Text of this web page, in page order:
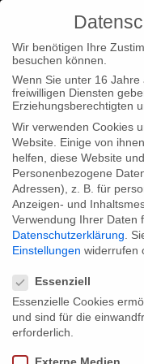
Home Type|News
During the last week
Einsweiter will present
Monday, 04.July.11:
Tuesday, 05.July.11:
Wir benötigen Ihre
besuchen können.
Wenn Sie unter 16
freiwilligen Diensten
Erziehungsberechtigten
Wir verwenden Cookies
Website. Einige von
helfen, diese Website
Personenbezogene
Adressen), z. B. für
Anzeigen- und
Verwendung Ihrer Daten
Datenschutzerklärung
Einstellungen widerrufen
Essenziell
Essenzielle Cookies
und sind für die
erforderlich.